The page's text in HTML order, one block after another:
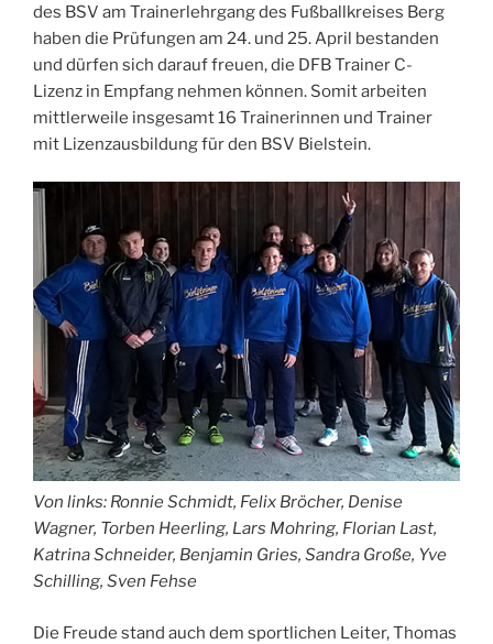
des BSV am Trainerlehrgang des Fußballkreises Berg
haben die Prüfungen am 24. und 25. April bestanden
und dürfen sich darauf freuen, die DFB Trainer C-
Lizenz in Empfang nehmen können. Somit arbeiten
mittlerweile insgesamt 16 Trainerinnen und Trainer
mit Lizenzausbildung für den BSV Bielstein.
Von links: Ronnie Schmidt, Felix Bröcher, Denise
Wagner, Torben Heerling, Lars Mohring, Florian Last,
Katrina Schneider, Benjamin Gries, Sandra Große, Yve
Schilling, Sven Fehse
Die Freude stand auch dem sportlichen Leiter, Thomas